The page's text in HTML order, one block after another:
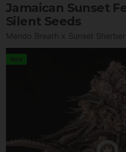
Jamaican Sunset
Silent Seeds
Mendo Breath x Sunset
New